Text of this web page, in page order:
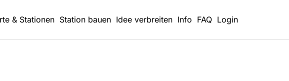
& Stationen Station bauen Idee verbreiten Info FAQ Login